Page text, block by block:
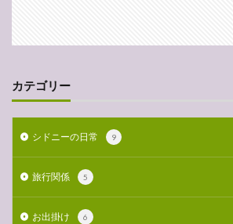
カテゴリー
シドニーの日常 9
旅行関係 5
お出掛け 6